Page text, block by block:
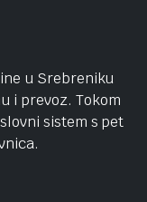
u Srebreniku
i prevoz. Tokom
sistem s pet